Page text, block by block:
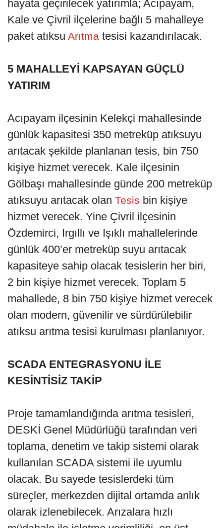
hayata geçirilecek yatırımla; Acıpayam,
Kale ve Çivril ilçelerine bağlı 5 mahalleye
paket atıksu Arıtma tesisi kazandırılacak.
5 MAHALLEYİ KAPSAYAN GÜÇLÜ
YATIRIM
Acıpayam ilçesinin Kelekçi mahallesinde
günlük kapasitesi 350 metreküp atıksuyu
arıtacak şekilde planlanan tesis, bin 750
kişiye hizmet verecek. Kale ilçesinin
Gölbaşı mahallesinde günde 200 metreküp
atıksuyu arıtacak olan Tesis bin kişiye
hizmet verecek. Yine Çivril ilçesinin
Özdemirci, Irgıllı ve Işıklı mahallelerinde
günlük 400’er metreküp suyu arıtacak
kapasiteye sahip olacak tesislerin her biri,
2 bin kişiye hizmet verecek. Toplam 5
mahallede, 8 bin 750 kişiye hizmet verecek
olan modern, güvenilir ve sürdürülebilir
atıksu arıtma tesisi kurulması planlanıyor.
SCADA ENTEGRASYONU İLE
KESİNTİSİZ TAKİP
Proje tamamlandığında arıtma tesisleri,
DESKİ Genel Müdürlüğü tarafından veri
toplama, denetim ve takip sistemi olarak
kullanılan SCADA sistemi ile uyumlu
olacak. Bu sayede tesislerdeki tüm
süreçler, merkezden dijital ortamda anlık
olarak izlenebilecek. Arızalara hızlı